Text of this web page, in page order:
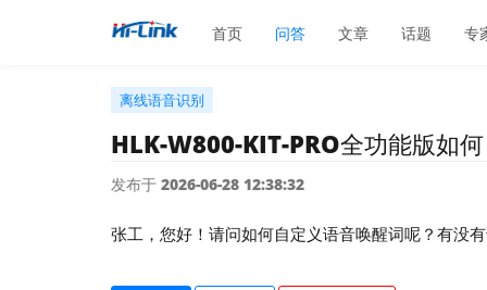
首页 问答 文章 话题 专
离线语音识别
HLK-W800-KIT-PRO全功能版如
发布于 2026-06-28 12:38:32
张工，您好！请问如何自定义语音唤醒词呢？有没